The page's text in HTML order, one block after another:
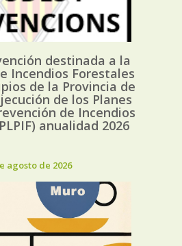
destinada a la
Incendios Forestales
de la Provincia de
de los Planes
de Incendios
anualidad 2026
agosto de 2026